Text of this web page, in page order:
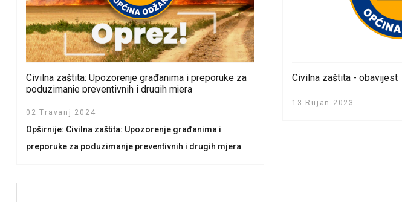
Civilna zaštita: Upozorenje građanima i preporuke za
poduzimanje preventivnih i drugih mjera
02 Travanj 2024
Opširnije: Civilna zaštita: Upozorenje građanima i
preporuke za poduzimanje preventivnih i drugih mjera
Civilna zaštita - obavijest
13 Rujan 2023